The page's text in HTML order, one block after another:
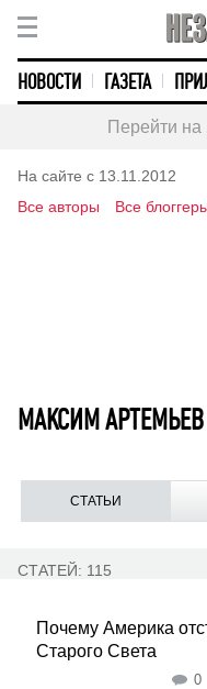
НОВОСТИ ГАЗЕТА
Перейти
На сайте с 13.11.2012
Все авторы
Все
МАКСИМ АРТЕМЬЕВ
СТАТЬИ
СТАТЕЙ: 115
Почему Америка
Старого Света
0